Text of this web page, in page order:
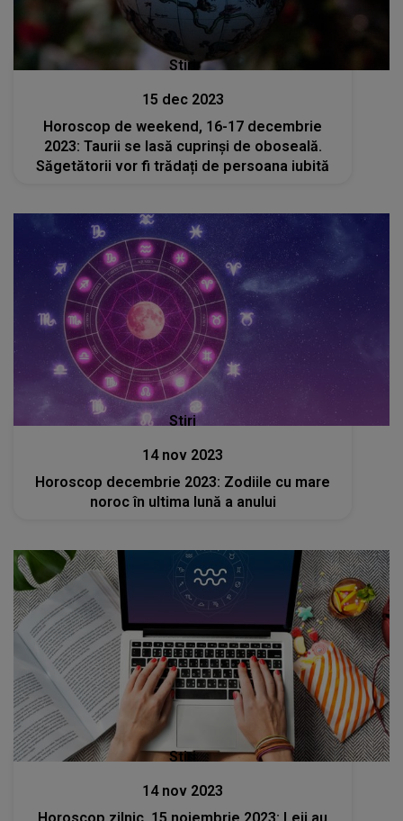
Stiri
15 dec 2023
Horoscop de weekend, 16-17 decembrie
2023: Taurii se lasă cuprinși de oboseală.
Săgetătorii vor fi trădați de persoana iubită
Stiri
14 nov 2023
Horoscop decembrie 2023: Zodiile cu mare
noroc în ultima lună a anului
Stiri
14 nov 2023